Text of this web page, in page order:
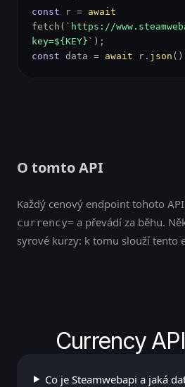
const r = await
fetch( `https://
key=${KEY}` );
const data = await r. json
O tomto API
Každý cenový endpoint tohoto
currency= a převádí za běhu.
syrové kurzy: k tomu slouží tento
Currency
Co je Steamwebapi a jaká